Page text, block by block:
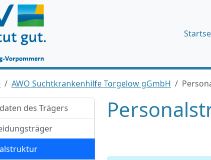
AWO Suchtkrankenhilfe Torgelow gGmbH
des Trägers